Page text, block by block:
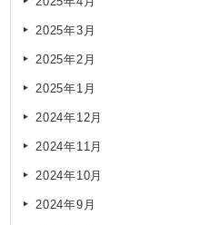
2025年3月
2025年2月
2025年1月
2024年12月
2024年11月
2024年10月
2024年9月